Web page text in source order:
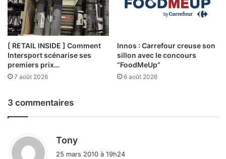
[ RETAIL INSIDE ] Comment
Intersport scénarise ses
premiers prix…
7 août 2026
Innos : Carrefour creuse son
sillon avec le concours
“FoodMeUp”
6 août 2026
3 commentaires
Tony
25 mars 2010 à 19h24